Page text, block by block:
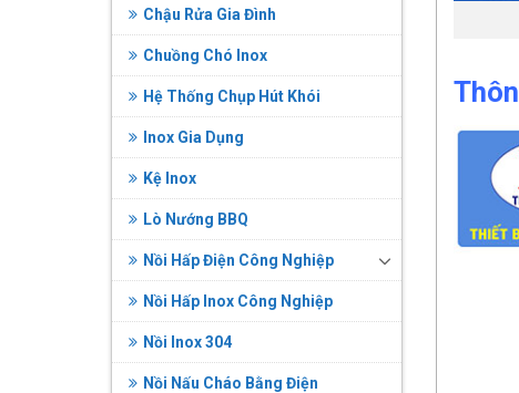
Chậu Rửa Gia Đình
Chuồng Chó Inox
Hệ Thống Chụp Hút Khói
Inox Gia Dụng
Kệ Inox
Lò Nướng BBQ
Nồi Hấp Điện Công Nghiệp
Nồi Hấp Inox Công Nghiệp
Nồi Inox 304
Nồi Nấu Cháo Bằng Điện